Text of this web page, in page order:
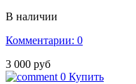
В наличии
Комментарии: 0
3 000 руб
0 Купить